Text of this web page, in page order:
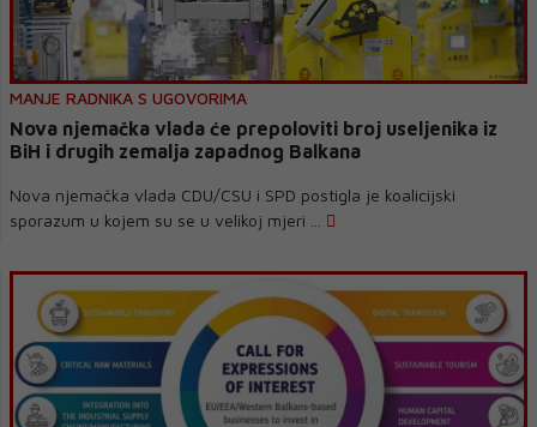
MANJE RADNIKA S UGOVORIMA
Nova njemačka vlada će prepoloviti broj useljenika iz
BiH i drugih zemalja zapadnog Balkana
Nova njemačka vlada CDU/CSU i SPD postigla je koalicijski
sporazum u kojem su se u velikoj mjeri ...